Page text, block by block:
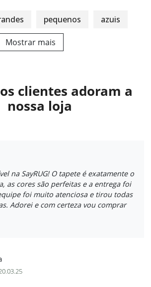
pequenos azuis
Mostrar mais
clientes adoram a
nossa loja
na SayRUG! O tapete é exatamente o
as cores são perfeitas e a entrega foi
foi muito atenciosa e tirou todas
Adorei e com certeza vou comprar